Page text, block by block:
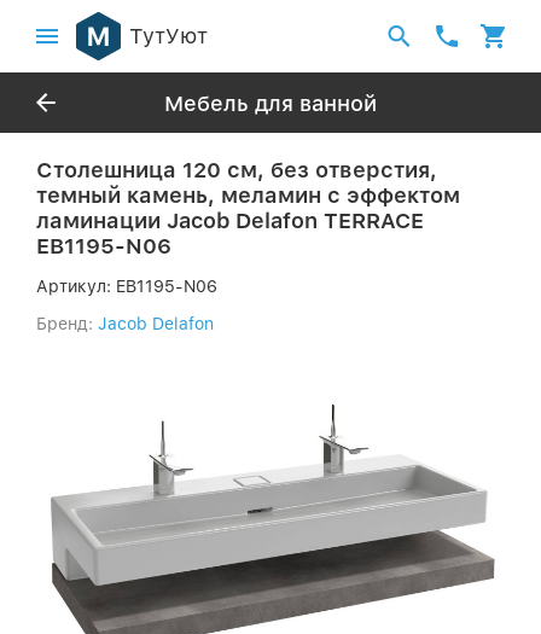
ТутУют
Мебель для ванной
Столешница 120 см, без отверстия,
темный камень, меламин с эффектом
ламинации Jacob Delafon TERRACE
EB1195-N06
Артикул: EB1195-N06
Бренд: Jacob Delafon